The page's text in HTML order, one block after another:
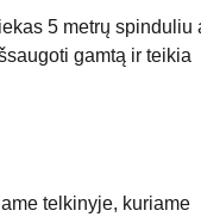
5 metrų spinduliu
gamtą ir teikia
telkinyje, kuriame